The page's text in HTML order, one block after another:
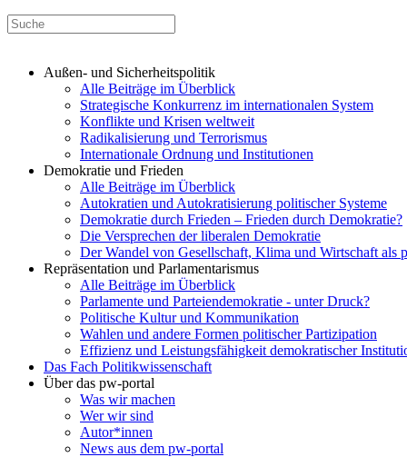
Außen- und Sicherheitspolitik
Alle Beiträge im Überblick
Strategische Konkurrenz im internationalen System
Konflikte und Krisen weltweit
Radikalisierung und Terrorismus
Internationale Ordnung und Institutionen
Demokratie und Frieden
Alle Beiträge im Überblick
Autokratien und Autokratisierung politischer Systeme
Demokratie durch Frieden – Frieden durch Demokratie?
Die Versprechen der liberalen Demokratie
Der Wandel von Gesellschaft, Klima und Wirtschaft als
Repräsentation und Parlamentarismus
Alle Beiträge im Überblick
Parlamente und Parteiendemokratie - unter Druck?
Politische Kultur und Kommunikation
Wahlen und andere Formen politischer Partizipation
Effizienz und Leistungsfähigkeit demokratischer
Das Fach Politikwissenschaft
Über das pw-portal
Was wir machen
Wer wir sind
Autor*innen
News aus dem pw-portal